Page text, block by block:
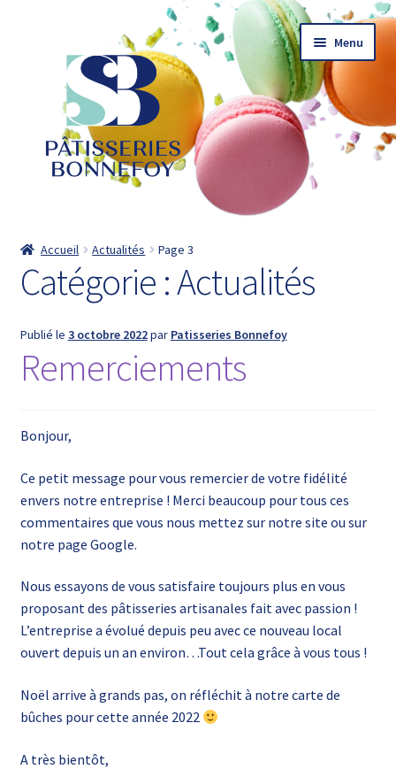
navigation
contenu
Menu
Actualités
Catalogue
Commander
enfant
Accueil Actualités Page 3
Catégorie :Actualités
Publié le 3 octobre 2022par Patisseries Bonnefoy
Remerciements
Bonjour,
Ce petit message pour vous remercier de votre fidélité
envers notre entreprise ! Merci beaucoup pour tous ces
commentaires que vous nous mettez sur notre site ou sur
notre page Google.
Nous essayons de vous satisfaire toujours plus en vous
proposant des pâtisseries artisanales fait avec passion !
L’entreprise a évolué depuis peu avec ce nouveau local
ouvert depuis un an environ…Tout cela grâce à vous tous !
Noël arrive à grands pas, on réfléchit à notre carte de
bûches pour cette année 2022
A très bientôt,